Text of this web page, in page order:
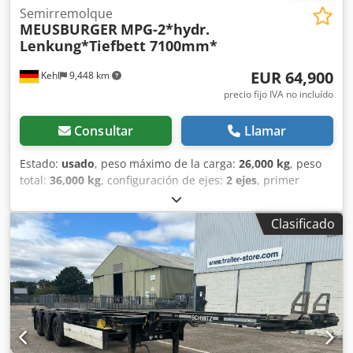
Kehl 9,448 km
Semirremolque
MEUSBURGER MPG-2*hydr.
Lenkung*Tiefbett 7100mm*
EUR 64,900
precio fijo IVA no incluído
Consultar Llamar
Estado: usado, peso máximo de la carga: 26,000 kg, peso
total: 36,000 kg, configuración de ejes: 2 ejes, primer
, próxima inspección (TÜV):
longitud del espacio de carga:7,100 mm, anchura del
espacio de carga:2,550 mm, longitud total: 13,800 mm,
ancho total: 2,550 mm, altura total: 2,450 mm, Año de
fabricación:2020 , Equipamiento: ABS, Meusburger MPG-2
Plataforma baja Jumbo | 2 ejes con dirección hidráulica
forzada | Altura de carga 320 mm | ZSA FIN: 0M49970
CHASIS / COMPONENTES * 2 ejes * 2 x BPW Eco Plus *
Ambos ejes con dirección hidráulica forzada * Suspensión
neumática * Sistema de lubricación centralizada * Bomba
Clasificado